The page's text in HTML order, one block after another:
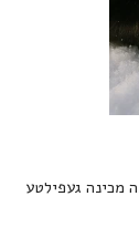
מכינה געפילטע